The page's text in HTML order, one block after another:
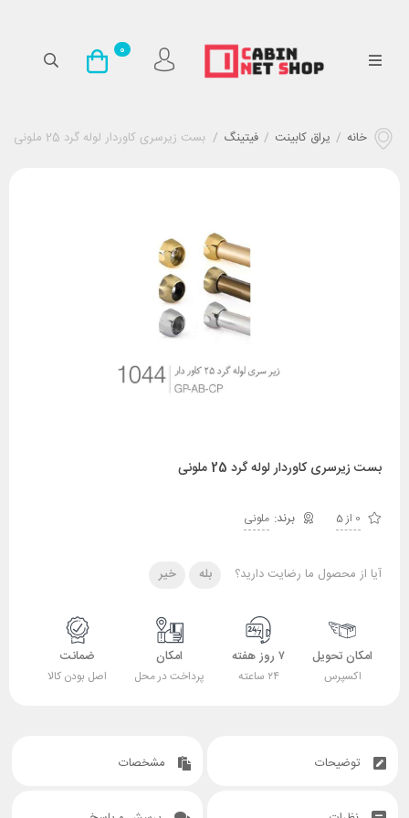
0
خانه / یراق کابینت / فیتینگ / بست زیرسری کاوردار لوله گرد 25 ملونی
بست زیرسری کاوردار لوله گرد 25 ملونی
0 از 5 ملونی
آیا از محصول ما رضایت دارید؟ بله خیر
امکان تحویل
اکسپرس
۷ روز هفته
۲۴ ساعته
امکان
پرداخت در محل
ضمانت
اصل بودن کالا
توضیحات مشخصات